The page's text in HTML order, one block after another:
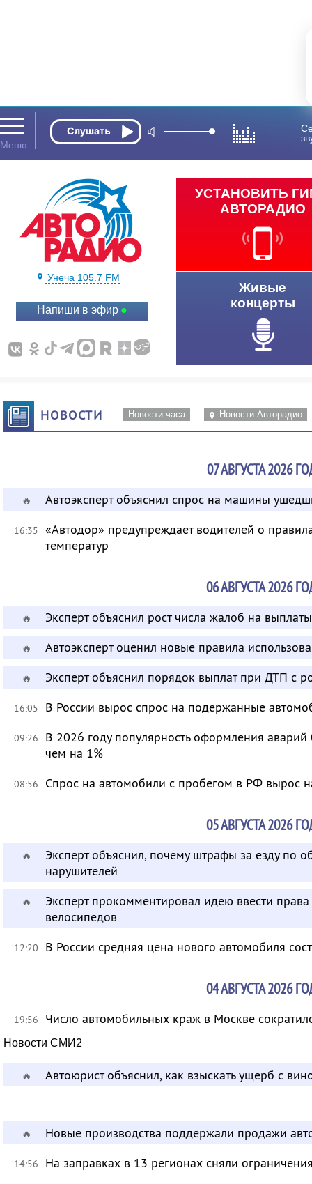
Унеча 105.7 FM
Напиши в эфир
УСТАНОВИТЬ
АВТОРАДИО
Живые
концерты
НОВОСТИ Новости часа Новости Авторадио
07 АВГУСТА 2026
🔥 Автоэксперт объяснил спрос на машины
16:35 «Автодор» предупреждает водителей о
температур
06 АВГУСТА 2026
🔥 Эксперт объяснил рост числа жалоб на
🔥 Автоэксперт оценил новые правила
🔥 Эксперт объяснил порядок выплат при ДТП с
16:05 В России вырос спрос на подержанные
09:26
В 2026 году популярность оформления
чем на 1%
08:56 Спрос на автомобили с пробегом в РФ вырос
05 АВГУСТА 2026
🔥
Эксперт объяснил, почему штрафы за езду по
нарушителей
🔥
Эксперт прокомментировал идею ввести
велосипедов
12:20 В России средняя цена нового автомобиля
04 АВГУСТА 2026
19:56 Число автомобильных краж в Москве
Новости СМИ2
🔥 Автоюрист объяснил, как взыскать ущерб с
🔥 Новые производства поддержали продажи
14:56 На заправках в 13 регионах сняли